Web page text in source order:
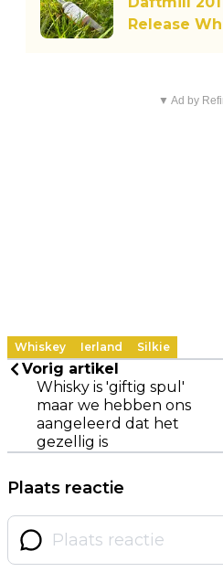
Release
▼ Ad by
Whiskey Ierland Silkie
Vorig artikel
Whisky is 'giftig spul'
maar we hebben ons
aangeleerd dat het
gezellig is
Plaats reactie